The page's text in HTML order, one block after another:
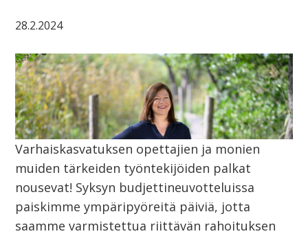
28.2.2024
Varhaiskasvatuksen opettajien ja monien
muiden tärkeiden työntekijöiden palkat
nousevat! Syksyn budjettineuvotteluissa
paiskimme ympäripyöreitä päiviä, jotta
saamme varmistettua riittävän rahoituksen